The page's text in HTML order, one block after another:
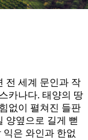
전 세계 문인과 작
카나다. 태양의 땅
없이 펼쳐진 들판
양옆으로 길게 뻗
은 와인과 한없